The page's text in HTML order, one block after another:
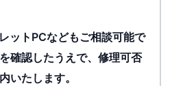
ットPCなどもご相談可能で
確認したうえで、修理可否
いたします。